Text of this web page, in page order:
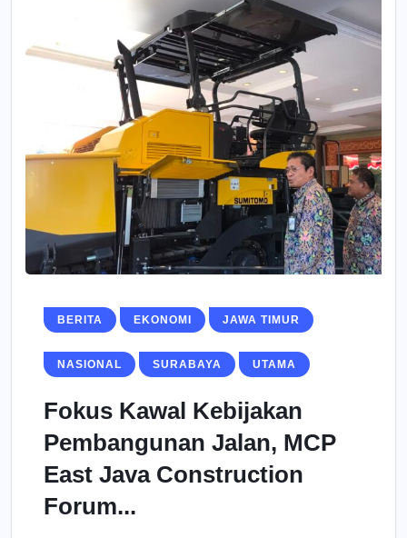
BERITA EKONOMI JAWA TIMUR
NASIONAL SURABAYA UTAMA
Fokus Kawal Kebijakan
Pembangunan Jalan, MCP
East Java Construction
Forum...